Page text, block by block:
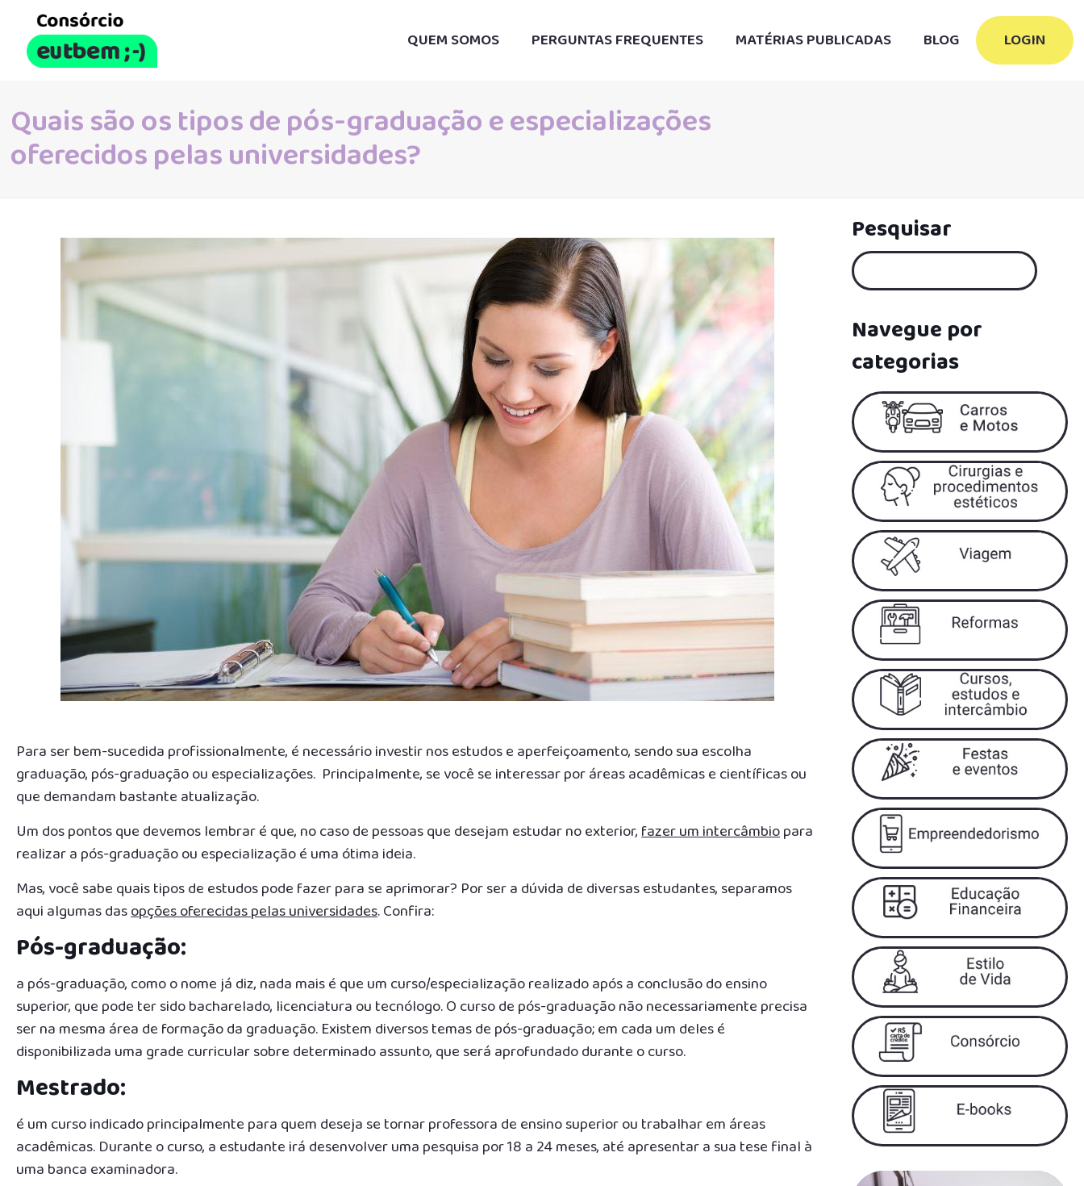
QUEM SOMOS PERGUNTAS FREQUENTES MATÉRIAS PUBLICADAS BLOG LOGIN
Quais são os tipos de pós-graduação e especializações
oferecidos pelas universidades?
Para ser bem-sucedida profissionalmente, é necessário investir nos estudos e aperfeiçoamento, sendo sua escolha
graduação, pós-graduação ou especializações. Principalmente, se você se interessar por áreas acadêmicas e científicas ou
que demandam bastante atualização.
Um dos pontos que devemos lembrar é que, no caso de pessoas que desejam estudar no exterior,fazer um intercâmbiopara
realizar a pós-graduação ou especialização é uma ótima ideia.
Mas, você sabe quais tipos de estudos pode fazer para se aprimorar? Por ser a dúvida de diversas estudantes, separamos
aqui algumas dasopções oferecidas pelas universidades. Confira:
Pós-graduação:
a pós-graduação, como o nome já diz, nada mais é que um curso/especialização realizado após a conclusão do ensino
superior, que pode ter sido bacharelado, licenciatura ou tecnólogo. O curso de pós-graduação não necessariamente precisa
ser na mesma área de formação da graduação. Existem diversos temas de pós-graduação; em cada um deles é
disponibilizada uma grade curricular sobre determinado assunto, que será aprofundado durante o curso.
Mestrado:
é um curso indicado principalmente para quem deseja se tornar professora de ensino superior ou trabalhar em áreas
acadêmicas. Durante o curso, a estudante irá desenvolver uma pesquisa por 18 a 24 meses, até apresentar a sua tese final à
uma banca examinadora.
Pesquisar
Navegue por
categorias